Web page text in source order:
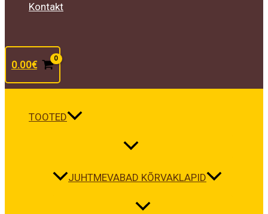
Kontakt
0.00€
TOOTED
JUHTMEVABAD KÕRVAKLAPID